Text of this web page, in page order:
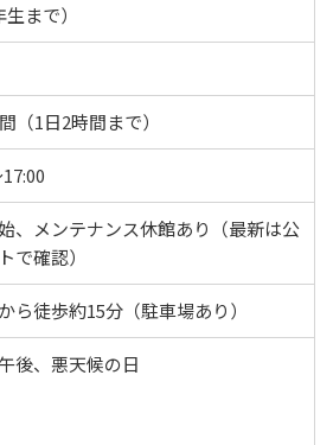
まで）
（1日2時間まで）
、メンテナンス休館あり（最新は公
で確認）
ら徒歩約15分（駐車場あり）
後、悪天候の日